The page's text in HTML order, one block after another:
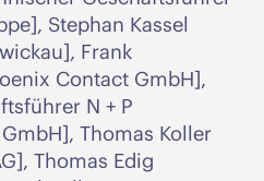
Stephan Kassel
Frank
Contact GmbH],
N + P
Thomas Koller
Thomas Edig